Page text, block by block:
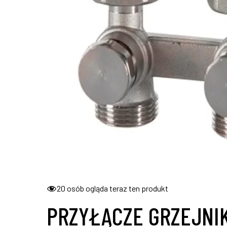
20 osób ogląda teraz ten produkt
PRZYŁĄCZE